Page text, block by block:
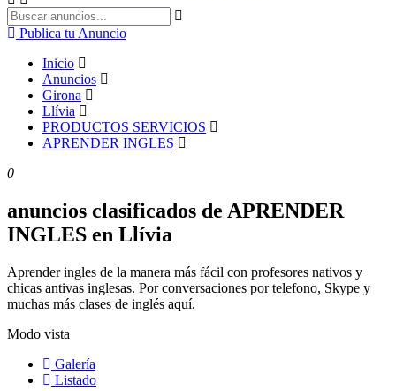
Publica tu Anuncio
Inicio
Anuncios
Girona
Llívia
PRODUCTOS SERVICIOS
APRENDER INGLES
0
anuncios clasificados de APRENDER
INGLES en Llívia
Aprender ingles de la manera más fácil con profesores nativos y
chicas antivas inglesas. Por conversaciones por telefono, Skype y
muchas más clases de inglés aquí.
Modo vista
Galería
Listado